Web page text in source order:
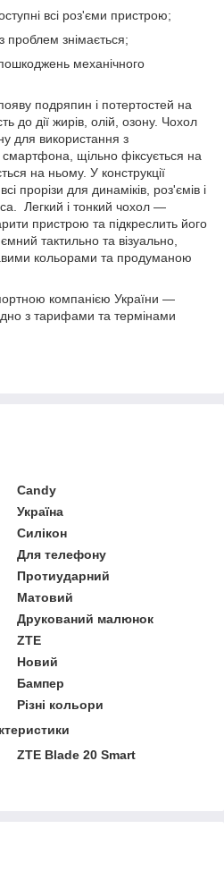
всі роз'єми пристрою;
проблем знімається;
механічного
подряпин і потертостей на
до дії жирів, олій, озону. Чохол
для використання з
щільно фіксується на
на ньому. У конструкції
прорізи для динаміків, роз'ємів і
Легкий і тонкий чохол —
пристрою та підкреслить його
тактильно та візуально,
кольорами та продуманою
компанією України —
з тарифами та термінами
Candy
Україна
Силікон
Для телефону
Протиударний
Матовий
Друкований малюнок
ZTE
Новий
Бампер
Різні кольори
ZTE Blade 20 Smart